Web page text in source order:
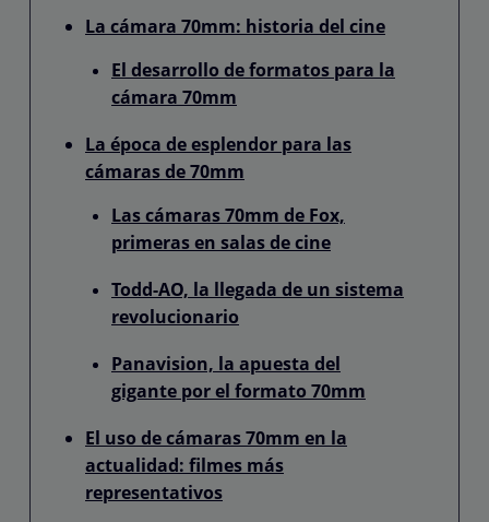
La cámara 70mm: historia del cine
El desarrollo de formatos para la
cámara 70mm
La época de esplendor para las
cámaras de 70mm
Las cámaras 70mm de Fox,
primeras en salas de cine
Todd-AO, la llegada de un sistema
revolucionario
Panavision, la apuesta del
gigante por el formato 70mm
El uso de cámaras 70mm en la
actualidad: filmes más
representativos